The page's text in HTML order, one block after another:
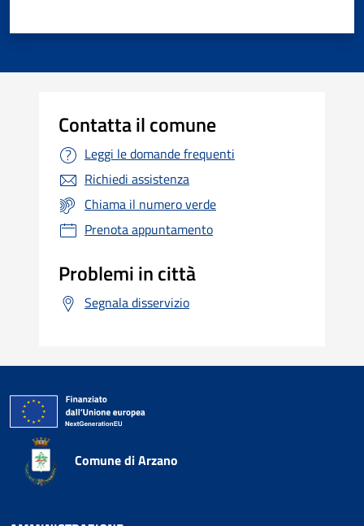
Contatta il comune
Leggi le domande frequenti
Richiedi assistenza
Chiama il numero verde
Prenota appuntamento
Problemi in città
Segnala disservizio
Comune di Arzano